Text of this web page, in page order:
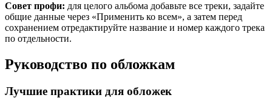
Совет профи: для целого альбома добавьте все треки, задайте
общие данные через «Применить ко всем», а затем перед
сохранением отредактируйте название и номер каждого трека
по отдельности.
Руководство по обложкам
Лучшие практики для обложек